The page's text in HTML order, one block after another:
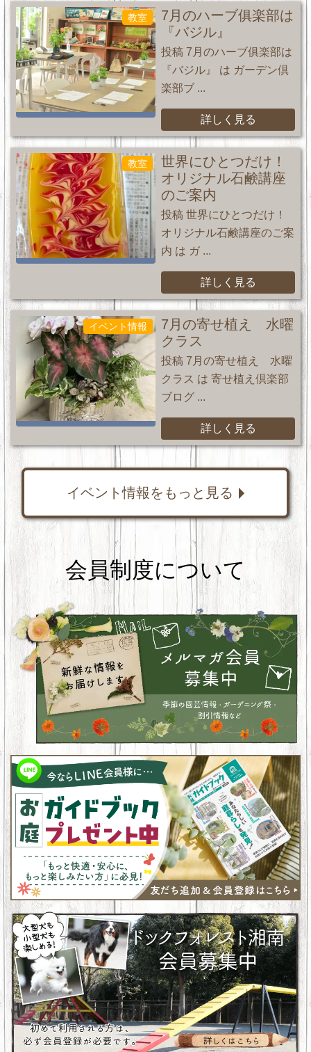
教室
7月のハーブ俱楽部は
『バジル』
投稿 7月のハーブ俱楽部は
『バジル』 は ガーデン倶
楽部ブ ...
詳しく見る
教室
世界にひとつだけ！
オリジナル石鹸講座
のご案内
投稿 世界にひとつだけ！
オリジナル石鹸講座のご案
内 は ガ ...
詳しく見る
イベント情報
7月の寄せ植え 水曜
クラス
投稿 7月の寄せ植え 水曜
クラス は 寄せ植え倶楽部
ブログ ...
詳しく見る
イベント情報をもっと見る
会員制度について